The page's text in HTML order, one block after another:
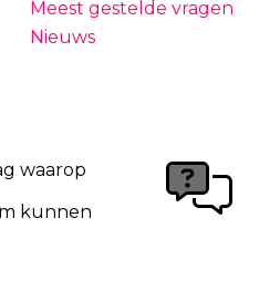
Meest gestelde vragen
Nieuws
waarop
kunnen